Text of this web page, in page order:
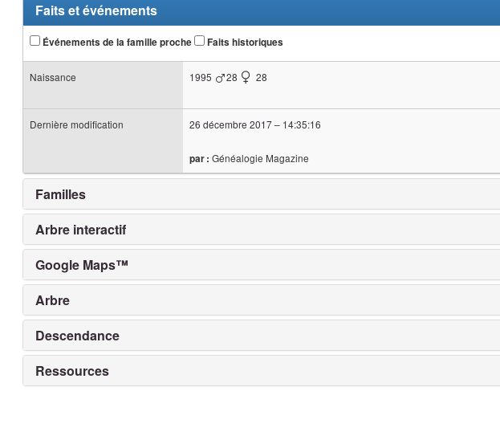
Faits et événements
Événements de la famille proche Faits historiques
Naissance 1995 28 28
Dernière modification 26 décembre 2017– 14:35:16
par : Généalogie Magazine
Familles
Arbre interactif
Google Maps™
Arbre
Descendance
Ressources